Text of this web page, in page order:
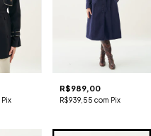
Pix
R$989,00
R$939,55 com Pix